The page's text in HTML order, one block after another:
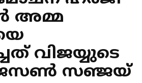
അമ്മ
വിജയ്യുടെ
സഞ്ജയ്